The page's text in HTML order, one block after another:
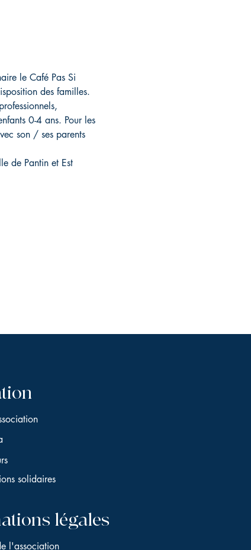
le Café Pas Si
des familles.
0-4 ans. Pour les
son / ses parents
de Pantin et Est
solidaires
légales
l'association